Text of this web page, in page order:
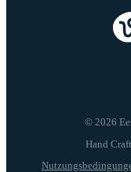
© 2026